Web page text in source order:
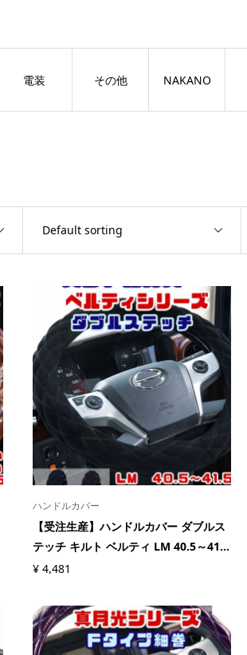
電装 その他 NAKANO
Default sorting
ハンドルカバー
【受注生産】ハンドルカバー ダブルス
テッチ キルト ベルティ LM 40.5～41...
¥4,481